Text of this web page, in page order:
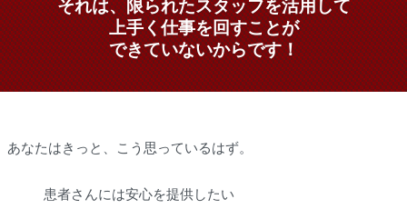
それは、限られたスタッフを活用して
上手く仕事を回すことが
できていないからです！
あなたはきっと、こう思っているはず。
患者さんには安心を提供したい